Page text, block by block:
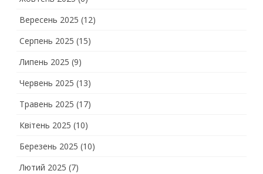
Вересень 2025 (12)
Серпень 2025 (15)
Липень 2025 (9)
Червень 2025 (13)
Травень 2025 (17)
Квітень 2025 (10)
Березень 2025 (10)
Лютий 2025 (7)